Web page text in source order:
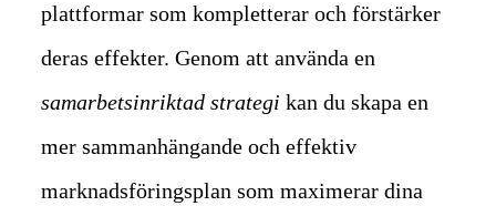
plattformar som kompletterar och förstärker
deras effekter. Genom att använda en
samarbetsinriktad strategi kan du skapa en
mer sammanhängande och effektiv
marknadsföringsplan som maximerar dina